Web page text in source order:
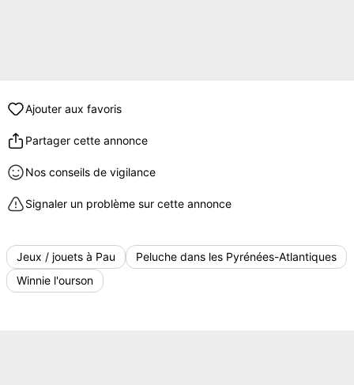
Ajouter aux favoris
Partager cette annonce
Nos conseils de vigilance
Signaler un problème sur cette annonce
Jeux / jouets à Pau
Peluche dans les Pyrénées-Atlantiques
Winnie l'ourson